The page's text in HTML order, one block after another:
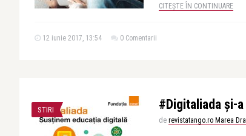
CITEȘTE ÎN CONTINUARE
12 iunie 2017, 13:54 0 Comentarii
STIRI #Digitaliada și-
de revistatango.ro Marea